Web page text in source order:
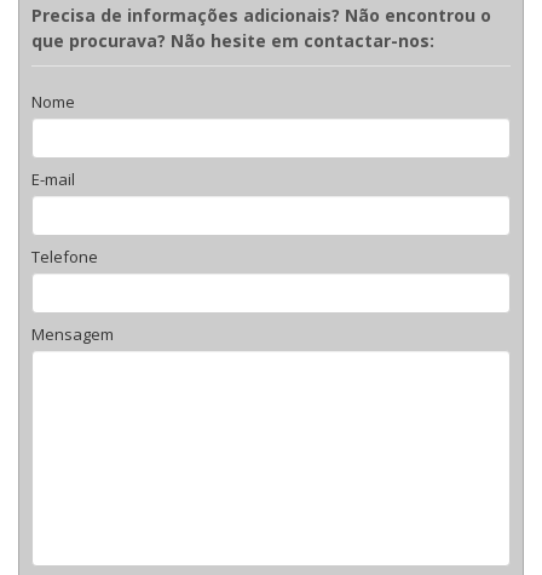
Precisa de informações adicionais? Não encontrou o
que procurava? Não hesite em contactar-nos:
Nome
E-mail
Telefone
Mensagem